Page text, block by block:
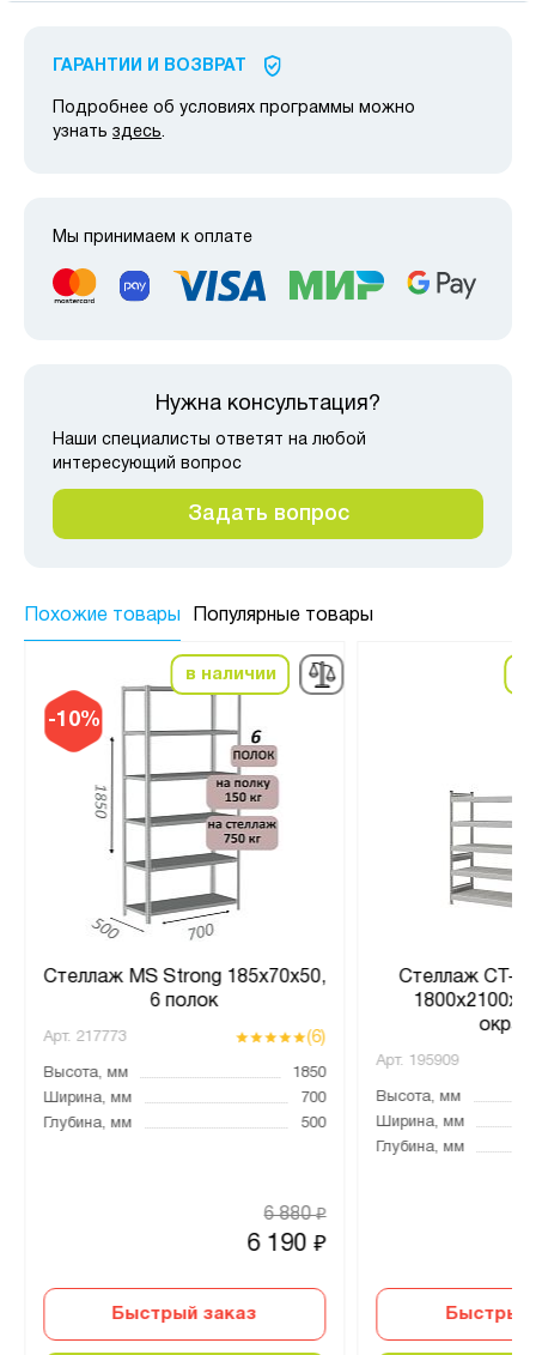
ГАРАНТИИ И ВОЗВРАТ
Подробнее об условиях программы можно
узнать здесь.
Мы принимаем к оплате
Нужна консультация?
Наши специалисты ответят на любой
интересующий вопрос
Задать вопрос
Похожие товары Популярные товары
-10%
в наличии
Стеллаж MS Strong 185х70х50,
6 полок
Арт. 217773 (6)
Высота, мм
1850
Ширина, мм
700
Глубина, мм
500
6 190₽
6 880₽
Быстрый заказ
Стеллаж СТ-
Арт. 195909
Высота, мм
Ширина, мм
Глубина, мм
Быстрый